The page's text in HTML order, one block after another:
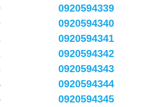
0920594339
0920594340
0920594341
0920594342
0920594343
0920594344
0920594345